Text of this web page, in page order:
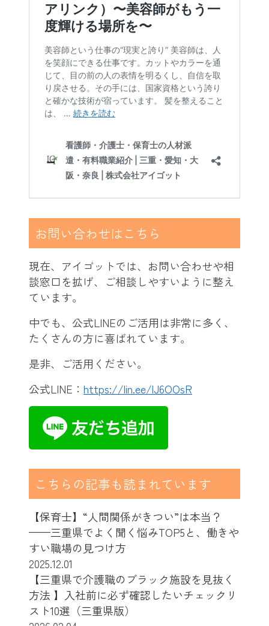
お問い合わせはこちら
現在、アイゴットでは、お問い合わせや相
談窓口を拡げ、ご相談しやすいように整え
ています。
中でも、公式LINEのご活用は非常に多く、
たくさんの方に喜ばれています。
是非、ご活用ください。
公式LINE： https://lin.ee/lJ6OOsR
こちらの記事も読まれています
【保育士】“人間関係がきつい”は本当？
——三重県でよく聞く悩みTOP5と、働きや
すい職場の見つけ方
2025.12.01
【三重県で介護職のブラック施設を見抜く
方法 】入社前に必ず確認したいチェックリ
スト10選（三重県版）